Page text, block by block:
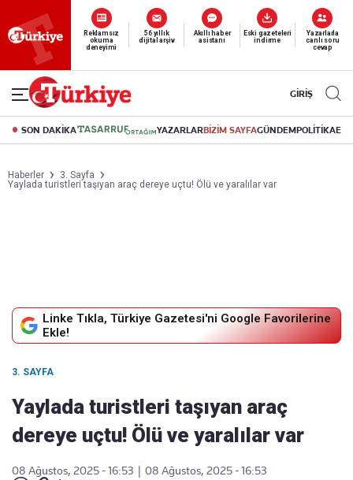
Yeni nesil dijital
abonelik 19 TL’den başlayan fiyatlarla.
GİRİŞ
SON DAKİKA YAZARLARBİZİM SAYFAGÜNDEMPOLİTİKA
Haberler
3. Sayfa
Yaylada turistleri taşıyan araç dereye uçtu! Ölü ve yaralılar var
Linke Tıkla, Türkiye Gazetesi'ni Google Favorilerine
Ekle!
3. SAYFA
Yaylada turistleri taşıyan araç
dereye uçtu! Ölü ve yaralılar var
08 Ağustos, 2025 - 16:53
08 Ağustos, 2025 - 16:53